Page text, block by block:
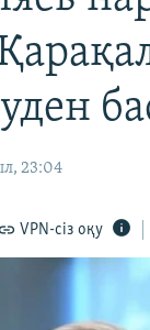
23:04
VPN-сіз оқу